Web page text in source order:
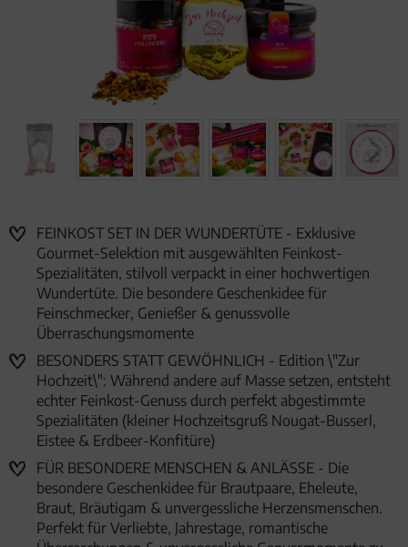
FEINKOST SET IN DER WUNDERTÜTE - Exklusive
Gourmet-Selektion mit ausgewählten Feinkost-
Spezialitäten, stilvoll verpackt in einer hochwertigen
Wundertüte. Die besondere Geschenkidee für
Feinschmecker, Genießer & genussvolle
Überraschungsmomente
BESONDERS STATT GEWÖHNLICH - Edition \"Zur
Hochzeit\": Während andere auf Masse setzen, entsteht
echter Feinkost-Genuss durch perfekt abgestimmte
Spezialitäten (kleiner Hochzeitsgruß Nougat-Busserl,
Eistee & Erdbeer-Konfitüre)
FÜR BESONDERE MENSCHEN & ANLÄSSE - Die
besondere Geschenkidee für Brautpaare, Eheleute,
Braut, Bräutigam & unvergessliche Herzensmenschen.
Perfekt für Verliebte, Jahrestage, romantische